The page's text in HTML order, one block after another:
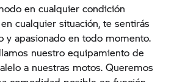
en cualquier condición
cualquier situación, te sentirás
y apasionado en todo momento.
nuestro equipamiento de
a nuestras motos. Queremos